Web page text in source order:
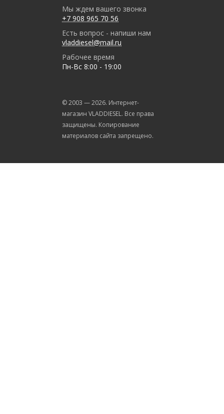
Мы ждем вашего звонка
+7 908 965 70 56
Есть вопрос - напиши нам
vladdiesel@mail.ru
Рабочее время
Пн-Вс 8:00 - 19:00
© 2003 —2026. Интернет-
магазин VLADDIESEL. Все права
защищены. Копирование
материалов сайта запрещено.